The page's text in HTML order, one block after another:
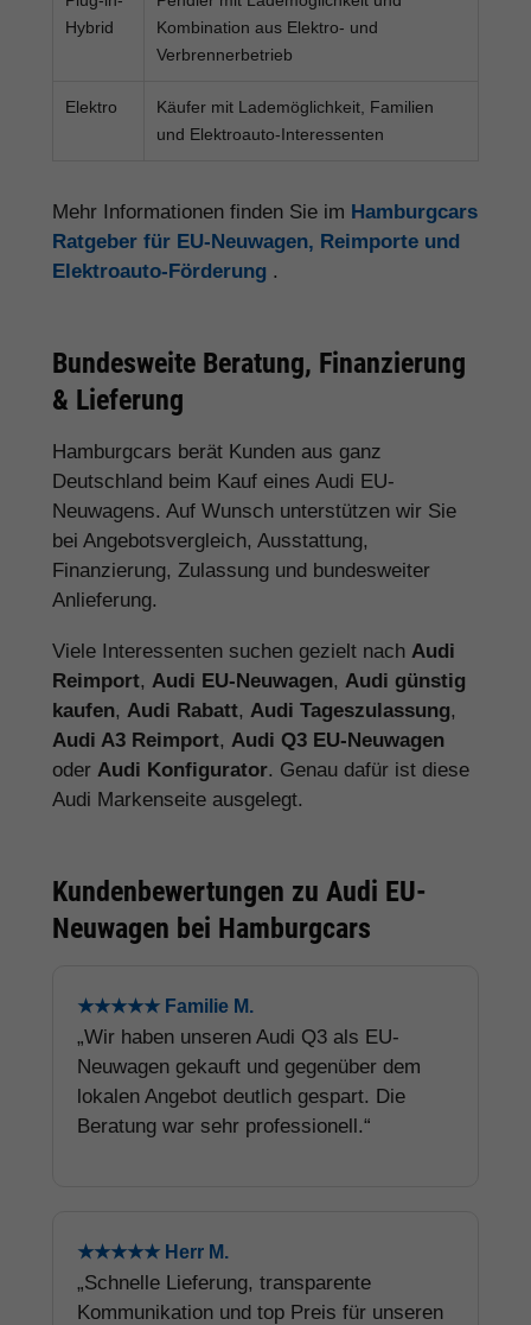
Hybrid
Kombination aus Elektro- und
Verbrennerbetrieb
Elektro
Käufer mit Lademöglichkeit, Familien
und Elektroauto-Interessenten
Mehr Informationen finden Sie im Hamburgcars
Ratgeber für EU-Neuwagen, Reimporte und
Elektroauto-Förderung .
Bundesweite Beratung, Finanzierung
& Lieferung
Hamburgcars berät Kunden aus ganz
Deutschland beim Kauf eines Audi EU-
Neuwagens. Auf Wunsch unterstützen wir Sie
bei Angebotsvergleich, Ausstattung,
Finanzierung, Zulassung und bundesweiter
Anlieferung.
Viele Interessenten suchen gezielt nach Audi
Reimport, Audi EU-Neuwagen, Audi günstig
kaufen, Audi Rabatt, Audi Tageszulassung,
Audi A3 Reimport, Audi Q3 EU-Neuwagen
oder Audi Konfigurator. Genau dafür ist diese
Audi Markenseite ausgelegt.
Kundenbewertungen zu Audi EU-
Neuwagen bei Hamburgcars
★★★★★ Familie M.
„Wir haben unseren Audi Q3 als EU-
Neuwagen gekauft und gegenüber dem
lokalen Angebot deutlich gespart. Die
Beratung war sehr professionell.“
★★★★★ Herr M.
„Schnelle Lieferung, transparente
Kommunikation und top Preis für unseren